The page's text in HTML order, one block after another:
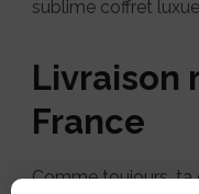
sublime coffret
Livraison
France
Comme toujours,